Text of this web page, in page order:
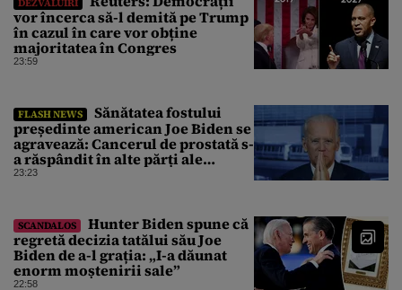
vor încerca să-l demită pe Trump
în cazul în care vor obține
majoritatea în Congres
23:59
FLASH NEWS
Sănătatea fostului
președinte american Joe Biden se
agravează: Cancerul de prostată s-
a răspândit în alte părți ale
corpului
23:23
SCANDALOS
Hunter Biden spune că
regretă decizia tatălui său Joe
Biden de a-l grația: „I-a dăunat
enorm moștenirii sale”
22:58